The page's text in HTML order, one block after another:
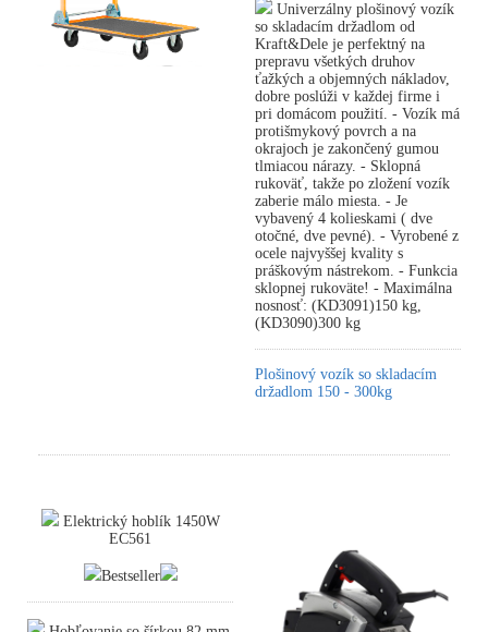
Univerzálny plošinový vozík
so skladacím držadlom od
Kraft&Dele je perfektný na
prepravu všetkých druhov
ťažkých a objemných nákladov,
dobre poslúži v každej firme i
pri domácom použití. - Vozík má
protišmykový povrch a na
okrajoch je zakončený gumou
tlmiacou nárazy. - Sklopná
rukoväť, takže po zložení vozík
zaberie málo miesta. - Je
vybavený 4 kolieskami ( dve
otočné, dve pevné). - Vyrobené z
ocele najvyššej kvality s
práškovým nástrekom. - Funkcia
sklopnej rukoväte! - Maximálna
nosnosť: (KD3091)150 kg,
(KD3090)300 kg
Plošinový vozík so skladacím
držadlom 150 - 300kg
Elektrický hoblík 1450W
EC561
Bestseller